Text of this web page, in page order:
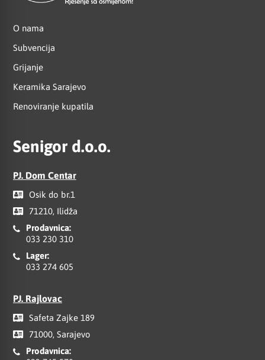
O nama
Subvencija
Grijanje
Keramika Sarajevo
Renoviranje kupatila
Senigor d.o.o.
PJ. Dom Centar
Osik do br.1
71210, Ilidža
Prodavnica:
033 230 310
Lager:
033 274 605
PJ. Rajlovac
Safeta Zajke 189
71000, Sarajevo
Prodavnica: